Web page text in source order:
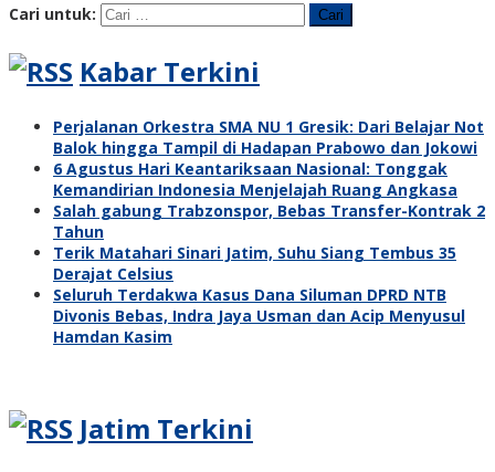
Cari untuk:
Kabar Terkini
Perjalanan Orkestra SMA NU 1 Gresik: Dari Belajar Not
Balok hingga Tampil di Hadapan Prabowo dan Jokowi
6 Agustus Hari Keantariksaan Nasional: Tonggak
Kemandirian Indonesia Menjelajah Ruang Angkasa
Salah gabung Trabzonspor, Bebas Transfer-Kontrak 2
Tahun
Terik Matahari Sinari Jatim, Suhu Siang Tembus 35
Derajat Celsius
Seluruh Terdakwa Kasus Dana Siluman DPRD NTB
Divonis Bebas, Indra Jaya Usman dan Acip Menyusul
Hamdan Kasim
Jatim Terkini